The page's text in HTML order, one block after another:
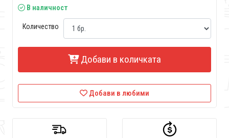
В наличност
Количество
Добави в количката
Добави в любими